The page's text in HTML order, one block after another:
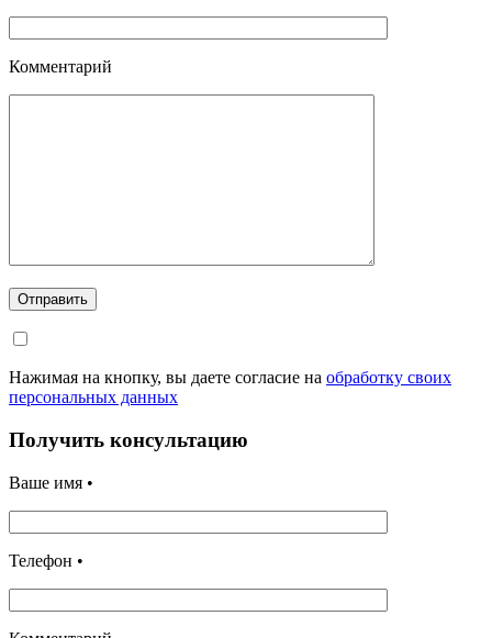
Комментарий
Отправить
Нажимая на кнопку, вы даете согласие на обработку своих
персональных данных
Получить консультацию
Ваше имя •
Телефон •